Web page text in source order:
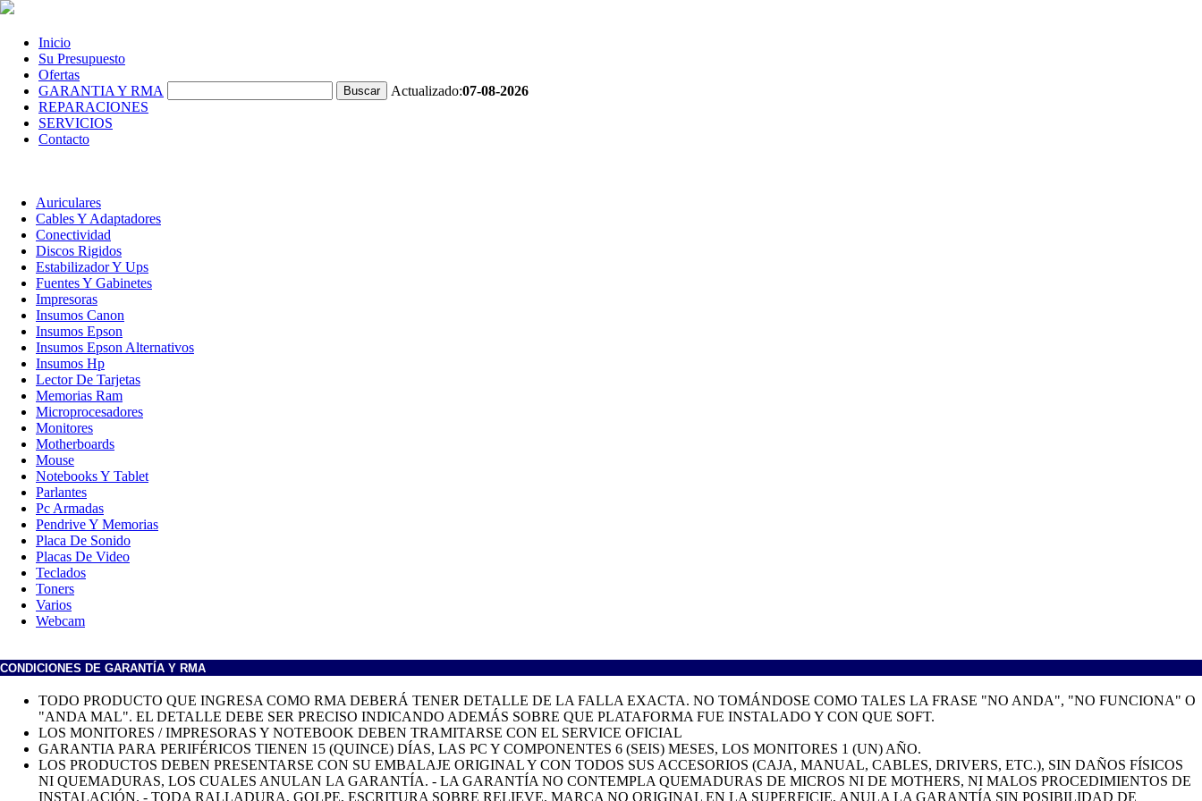
Inicio
Su Presupuesto
Ofertas
GARANTIA Y RMA
REPARACIONES
SERVICIOS
Contacto
Actualizado:07-08-2026
Auriculares
Cables Y Adaptadores
Conectividad
Discos Rigidos
Estabilizador Y Ups
Fuentes Y Gabinetes
Impresoras
Insumos Canon
Insumos Epson
Insumos Epson Alternativos
Insumos Hp
Lector De Tarjetas
Memorias Ram
Microprocesadores
Monitores
Motherboards
Mouse
Notebooks Y Tablet
Parlantes
Pc Armadas
Pendrive Y Memorias
Placa De Sonido
Placas De Video
Teclados
Toners
Varios
Webcam
CONDICIONES DE GARANTÍA Y RMA
TODO PRODUCTO QUE INGRESA COMO RMA DEBERÁ TENER DETALLE DE LA FALLA EXACTA. NO TOMÁNDOSE COMO TALES LA FRASE "NO ANDA", "NO FUNCIONA" O
"ANDA MAL". EL DETALLE DEBE SER PRECISO INDICANDO ADEMÁS SOBRE QUE PLATAFORMA FUE INSTALADO Y CON QUE SOFT.
LOS MONITORES / IMPRESORAS Y NOTEBOOK DEBEN TRAMITARSE CON EL SERVICE OFICIAL
GARANTIA PARA PERIFÉRICOS TIENEN 15 (QUINCE) DÍAS, LAS PC Y COMPONENTES 6 (SEIS) MESES, LOS MONITORES 1 (UN) AÑO.
LOS PRODUCTOS DEBEN PRESENTARSE CON SU EMBALAJE ORIGINAL Y CON TODOS SUS ACCESORIOS (CAJA, MANUAL, CABLES, DRIVERS, ETC.), SIN DAÑOS FÍSICOS
NI QUEMADURAS, LOS CUALES ANULAN LA GARANTÍA. - LA GARANTÍA NO CONTEMPLA QUEMADURAS DE MICROS NI DE MOTHERS, NI MALOS PROCEDIMIENTOS DE
INSTALACIÓN. - TODA RALLADURA, GOLPE, ESCRITURA SOBRE RELIEVE, MARCA NO ORIGINAL EN LA SUPERFICIE, ANULA LA GARANTÍA SIN POSIBILIDAD DE